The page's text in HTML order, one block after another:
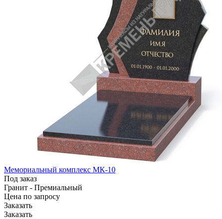
Мемориальный комплекс МК-10
Под заказ
Гранит - Премиальный
Цена по запросу
Заказать
Заказать